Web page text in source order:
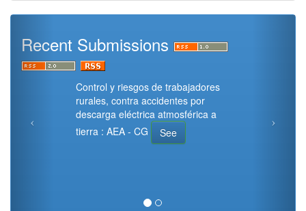
Recent Submissions
Control y riesgos de trabajadores
rurales, contra accidentes por
descarga eléctrica atmosférica a
tierra : AEA - CG
See